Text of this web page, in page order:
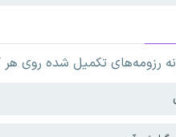
رزومه‌های تکمیل شده روی هر